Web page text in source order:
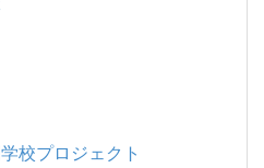
校プロジェクト